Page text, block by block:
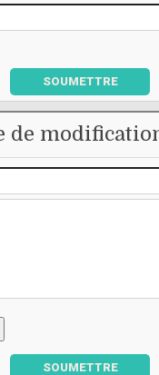
SOUMETTRE
de
SOUMETTRE